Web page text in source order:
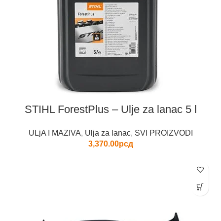
STIHL ForestPlus – Ulje za lanac 5 l
ULjA I MAZIVA, Ulja za lanac, SVI PROIZVODI
3,370.00рсд